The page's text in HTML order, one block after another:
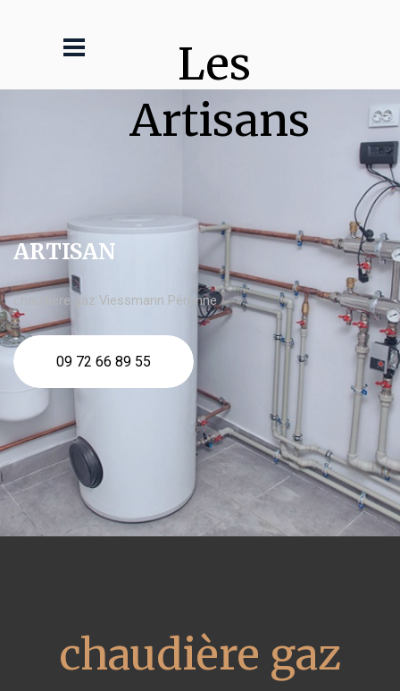
Les
Artisans
ARTISAN
chaudière gaz Viessmann Péronne
09 72 66 89 55
chaudière gaz